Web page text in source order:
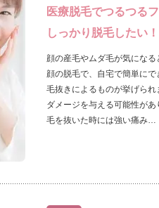
医療脱毛でつるつる
しっかり脱毛したい
顔の産毛やムダ毛が気になる
顔の脱毛で、自宅で簡単に
毛抜きによるものが挙げら
ダメージを与える可能性が
毛を抜いた時には強い痛み…